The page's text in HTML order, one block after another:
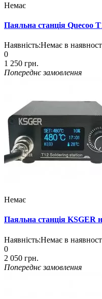
Немає
Паяльна станція Quecoo
Наявність:Немає в
0
1 250 грн.
Попереднє замовлення
Немає
Паяльна станція KSGER
Наявність:Немає в
0
2 050 грн.
Попереднє замовлення